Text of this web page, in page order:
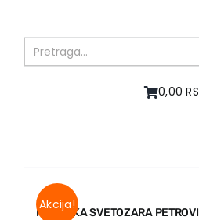
content
0,00
O nama
KnjigeAkcija!
PREPISKA SVETOZARA